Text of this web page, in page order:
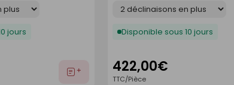
jours
Ajouter
Disponible sous 10 jours
422,00€
TTC/Pièce